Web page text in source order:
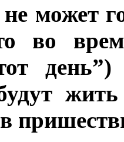
может
во
день”)